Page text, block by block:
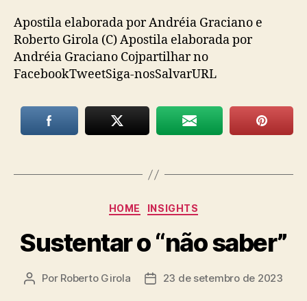
Apostila elaborada por Andréia Graciano e
Roberto Girola (C) Apostila elaborada por
Andréia Graciano Cojpartilhar no
FacebookTweetSiga-nosSalvarURL
Categorias
HOME INSIGHTS
Sustentar o “não saber”
Autor
Por Roberto Girola
Data23 de setembro de 2023